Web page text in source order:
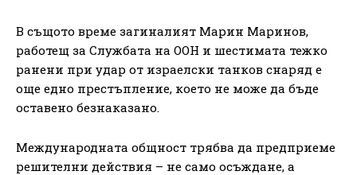
В същото време загиналият Марин Маринов,
работещ за Службата на ООН и шестимата тежко
ранени при удар от израелски танков снаряд е
още едно престъпление, което не може да бъде
оставено безнаказано.
Международната общност трябва да предприеме
решителни действия – не само осъждане, а